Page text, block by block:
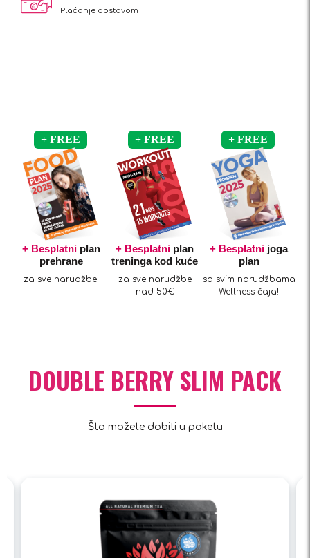
Plaćanje dostavom
+ Besplatni plan
prehrane
za sve narudžbe!
+ Besplatni plan
treninga kod kuće
za sve narudžbe
nad 50€
+ Besplatni joga
plan
sa svim narudžbama
Wellness čaja!
DOUBLE BERRY SLIM PACK
Što možete dobiti u paketu